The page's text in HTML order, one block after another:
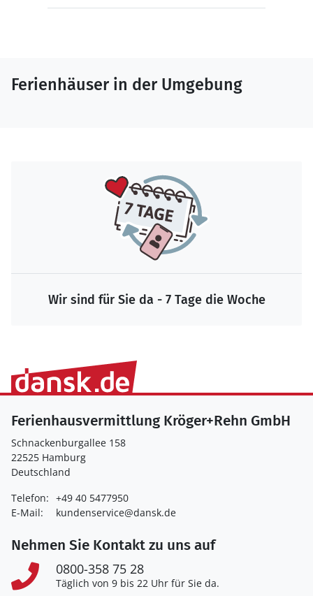
Ferienhäuser in der Umgebung
Wir sind für Sie da - 7 Tage die Woche
Ferienhausvermittlung Kröger+Rehn GmbH
Schnackenburgallee 158
22525 Hamburg
Deutschland
Telefon: +49 40 5477950
E-Mail:
kundenservice@dansk.de
Nehmen Sie Kontakt zu uns auf
0800-358 75 28
Täglich von 9 bis 22 Uhr für Sie da.